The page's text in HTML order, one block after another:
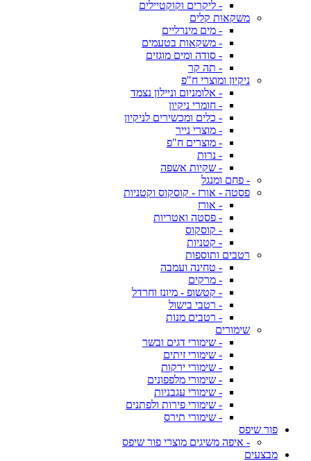
- ליקרים וקוקטיילים
משקאות קלים
- מים מינרליים
- משקאות בטעמים
- סודה ומים מוגזים
- תה קר
ניקיון ומוצרי ח"פ
- אלומניום וניילון נצמד
- חומרי ניקיון
- כלים ומכשירים לניקיון
- מוצרי נייר
- מוצרים ח"פ
- נרות
- שקיות אשפה
- פחם ומנגל
פסטה - אורז - קוסקוס וקטניות
- אורז
- פסטה ואטריות
- קוסקוס
- קטניות
רטבים ותוספות
- טחינה ועמבה
- מרקים
- קטשופ - מיונז וחרדל
- רטבי בישול
- רטבים מנות
שימורים
- שימורי דגים ובשר
- שימורי זיתים
- שימורי ירקות
- שימורי מלפפונים
- שימורי עגבניות
- שימורי פירות ולפתנים
- שימורי תירס
פור שיפס
- איפה משיגים מוצרי פור שיפס
מבצעים